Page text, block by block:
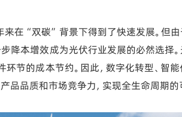
来在“双碳”背景下得到了快速发展。但
降本增效成为光伏行业发展的必然选择
节的成本节约。因此，数字化转型、智
品品质和市场竞争力，实现全生命周期的